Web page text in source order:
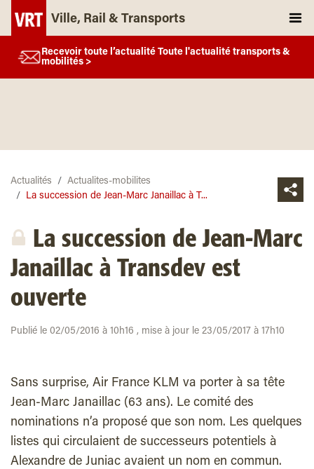
Ville, Rail & Transports
Recevoir toute l’actualité Toute l'actualité transports &
mobilités >
Actualités
Actualites-mobilites
La succession de Jean-Marc Janaillac à T...
La succession de Jean-Marc
Janaillac à Transdev est
ouverte
Publié le 02/05/2016 à 10h16 , mise à jour le 23/05/2017 à 17h10
Sans surprise, Air France KLM va porter à sa tête
Jean-Marc Janaillac (63 ans). Le comité des
nominations n’a proposé que son nom. Les quelques
listes qui circulaient de successeurs potentiels à
Alexandre de Juniac avaient un nom en commun.